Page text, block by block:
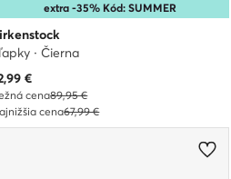
extra -35% Kód: SUMMER
· Čierna
cena
€
cena89,95 €
cena67,99 €